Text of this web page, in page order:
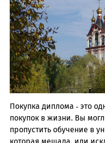
Покупка диплома ‑ это
покупок в жизни. Вы
пропустить обучение в